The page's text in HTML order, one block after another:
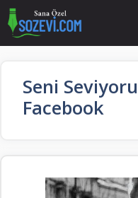
İçeriğe
atla
Seni
Facebook